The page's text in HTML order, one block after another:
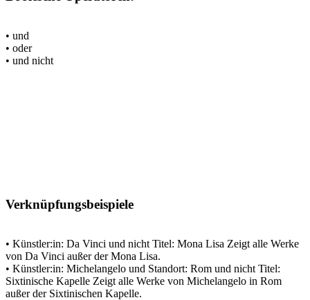
• und
• oder
• und nicht
Verknüpfungsbeispiele
• Künstler:in: Da Vinci und nicht Titel: Mona Lisa Zeigt alle Werke
von Da Vinci außer der Mona Lisa.
• Künstler:in: Michelangelo und Standort: Rom und nicht Titel:
Sixtinische Kapelle Zeigt alle Werke von Michelangelo in Rom
außer der Sixtinischen Kapelle.